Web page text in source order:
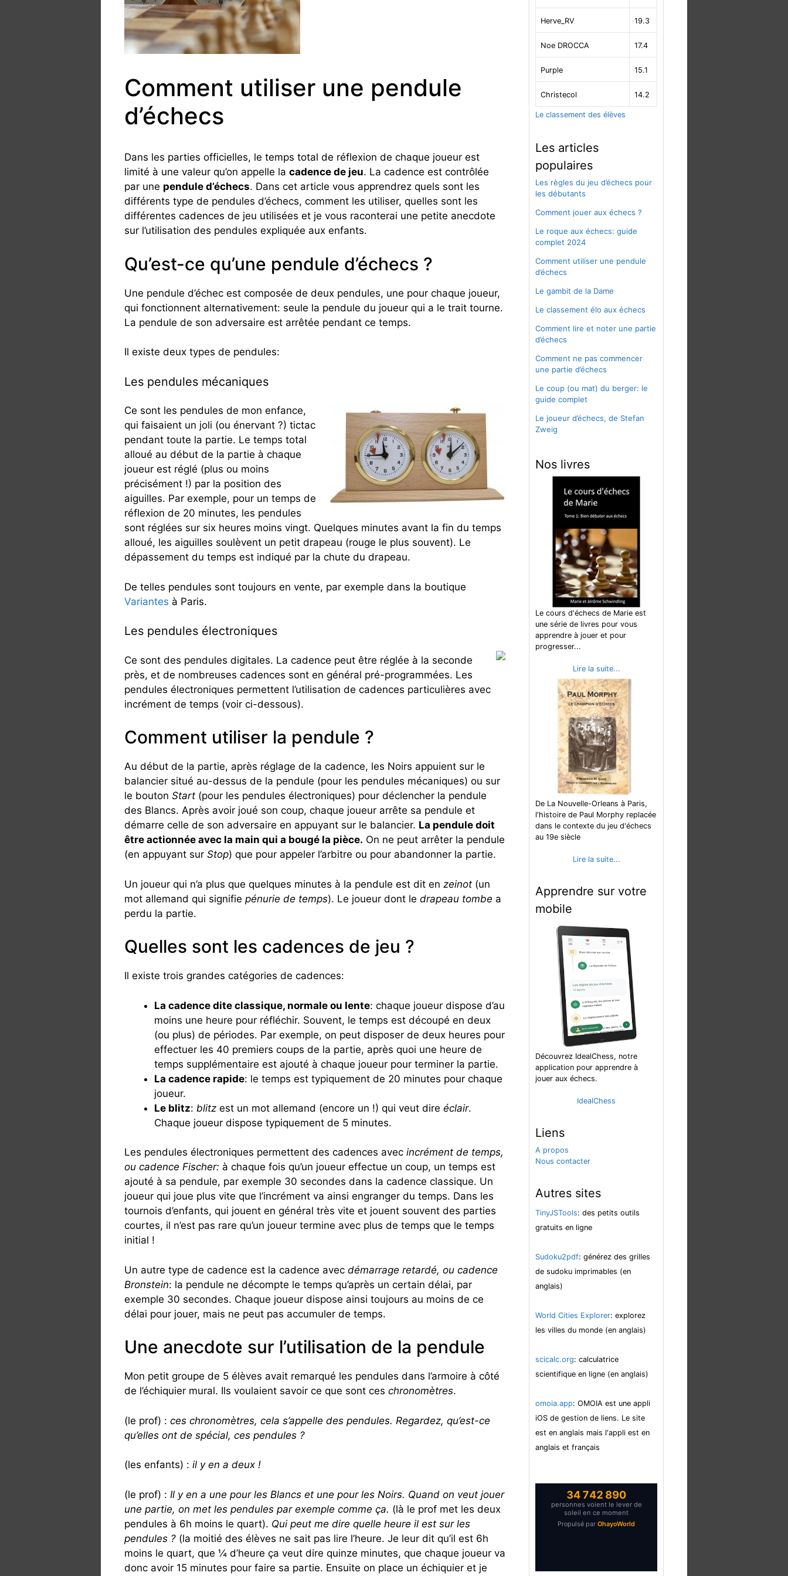
Comment utiliser une pendule
d’échecs
Dans les parties officielles, le temps total de réflexion de chaque joueur est
limité à une valeur qu’on appelle la cadence de jeu. La cadence est contrôlée
par une pendule d’échecs. Dans cet article vous apprendrez quels sont les
différents type de pendules d’échecs, comment les utiliser, quelles sont les
différentes cadences de jeu utilisées et je vous raconterai une petite anecdote
sur l’utilisation des pendules expliquée aux enfants.
Qu’est-ce qu’une pendule d’échecs ?
Une pendule d’échec est composée de deux pendules, une pour chaque joueur,
qui fonctionnent alternativement: seule la pendule du joueur qui a le trait tourne.
La pendule de son adversaire est arrêtée pendant ce temps.
Il existe deux types de pendules:
Les pendules mécaniques
Ce sont les pendules de mon enfance,
qui faisaient un joli (ou énervant ?) tictac
pendant toute la partie. Le temps total
alloué au début de la partie à chaque
joueur est réglé (plus ou moins
précisément !) par la position des
aiguilles. Par exemple, pour un temps de
réflexion de 20 minutes, les pendules
sont réglées sur six heures moins vingt. Quelques minutes avant la fin du temps
alloué, les aiguilles soulèvent un petit drapeau (rouge le plus souvent). Le
dépassement du temps est indiqué par la chute du drapeau.
De telles pendules sont toujours en vente, par exemple dans la boutique
Variantes à Paris.
Les pendules électroniques
Ce sont des pendules digitales. La cadence peut être réglée à la seconde
près, et de nombreuses cadences sont en général pré-programmées. Les
pendules électroniques permettent l’utilisation de cadences particulières avec
incrément de temps (voir ci-dessous).
Comment utiliser la pendule ?
Au début de la partie, après réglage de la cadence, les Noirs appuient sur le
balancier situé au-dessus de la pendule (pour les pendules mécaniques) ou sur
le bouton Start (pour les pendules électroniques) pour déclencher la pendule
des Blancs. Après avoir joué son coup, chaque joueur arrête sa pendule et
démarre celle de son adversaire en appuyant sur le balancier. La pendule doit
être actionnée avec la main qui a bougé la pièce. On ne peut arrêter la pendule
(en appuyant sur Stop) que pour appeler l’arbitre ou pour abandonner la partie.
Un joueur qui n’a plus que quelques minutes à la pendule est dit en zeinot (un
mot allemand qui signifie pénurie de temps). Le joueur dont le drapeau tombe a
perdu la partie.
Quelles sont les cadences de jeu ?
Il existe trois grandes catégories de cadences:
La cadence dite classique, normale ou lente: chaque joueur dispose d’au
moins une heure pour réfléchir. Souvent, le temps est découpé en deux
(ou plus) de périodes. Par exemple, on peut disposer de deux heures pour
effectuer les 40 premiers coups de la partie, après quoi une heure de
temps supplémentaire est ajouté à chaque joueur pour terminer la partie.
La cadence rapide: le temps est typiquement de 20 minutes pour chaque
joueur.
Le blitz: blitz est un mot allemand (encore un !) qui veut dire éclair.
Chaque joueur dispose typiquement de 5 minutes.
Les pendules électroniques permettent des cadences avec incrément de temps,
ou cadence Fischer: à chaque fois qu’un joueur effectue un coup, un temps est
ajouté à sa pendule, par exemple 30 secondes dans la cadence classique. Un
joueur qui joue plus vite que l’incrément va ainsi engranger du temps. Dans les
tournois d’enfants, qui jouent en général très vite et jouent souvent des parties
courtes, il n’est pas rare qu’un joueur termine avec plus de temps que le temps
initial !
Un autre type de cadence est la cadence avec démarrage retardé, ou cadence
Bronstein: la pendule ne décompte le temps qu’après un certain délai, par
exemple 30 secondes. Chaque joueur dispose ainsi toujours au moins de ce
délai pour jouer, mais ne peut pas accumuler de temps.
Une anecdote sur l’utilisation de la pendule
Mon petit groupe de 5 élèves avait remarqué les pendules dans l’armoire à côté
de l’échiquier mural. Ils voulaient savoir ce que sont ces chronomètres.
(le prof) : ces chronomètres, cela s’appelle des pendules. Regardez, qu’est-ce
qu’elles ont de spécial, ces pendules ?
(les enfants) : il y en a deux !
(le prof) : Il y en a une pour les Blancs et une pour les Noirs. Quand on veut jouer
une partie, on met les pendules par exemple comme ça. (là le prof met les deux
pendules à 6h moins le quart). Qui peut me dire quelle heure il est sur les
pendules ? (la moitié des élèves ne sait pas lire l’heure. Je leur dit qu’il est 6h
moins le quart, que ¼ d’heure ça veut dire quinze minutes, que chaque joueur va
donc avoir 15 minutes pour faire sa partie. Ensuite on place un échiquier et je
Herve_RV 19.3
Noe DROCCA 17.4
Purple 15.1
Christecol 14.2
Le classement des élèves
Les articles
populaires
Les règles du jeu d’échecs pour
les débutants
Comment jouer aux échecs ?
Le roque aux échecs: guide
complet 2024
Comment utiliser une pendule
d’échecs
Le gambit de la Dame
Le classement élo aux échecs
Comment lire et noter une partie
d’échecs
Comment ne pas commencer
une partie d’échecs
Le coup (ou mat) du berger: le
guide complet
Le joueur d’échecs, de Stefan
Zweig
Nos livres
Le cours d'échecs de Marie est
une série de livres pour vous
apprendre à jouer et pour
progresser...
Lire la suite...
De La Nouvelle-Orleans à Paris,
l'histoire de Paul Morphy replacée
dans le contexte du jeu d'échecs
au 19e siècle
Lire la suite...
Apprendre sur votre
mobile
Découvrez IdealChess, notre
application pour apprendre à
jouer aux échecs.
IdealChess
Liens
A propos
Nous contacter
Autres sites
TinyJSTools: des petits outils
gratuits en ligne
Sudoku2pdf: générez des grilles
de sudoku imprimables (en
anglais)
World Cities Explorer: explorez
les villes du monde (en anglais)
scicalc.org: calculatrice
scientifique en ligne (en anglais)
omoia.app: OMOIA est une appli
iOS de gestion de liens. Le site
est en anglais mais l'appli est en
anglais et français